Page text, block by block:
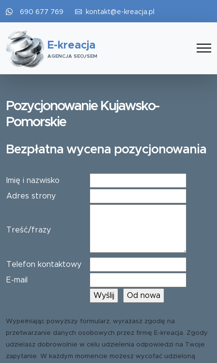
690 677 769 kontakt@e-kreacja.pl
E-kreacja
AGENCJA SEO/SEM
Pozycjonowanie Kujawsko-
Pomorskie
Bezpłatna wycena pozycjonowania
Imię i nazwisko
Adres strony
Treść/frazy
Telefon kontaktowy
E-mail
Wypełniając powyższy formularz, wyrażasz zgodę na
przetwarzanie danych osobowych przez firmę E-kreacja. Zgody
udzielasz dobrowolnie w celu udzielenia odpowiedzi na Twoje
zapytanie. W każdym momencie możesz wycofać udzieloną